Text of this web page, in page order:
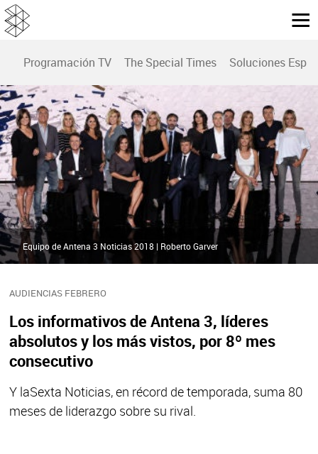
Programación TV The Special Times Soluciones
AUDIENCIAS FEBRERO
Los informativos de Antena 3, líderes
absolutos y los más vistos, por 8º mes
consecutivo
Y laSexta Noticias, en récord de temporada, suma 80
meses de liderazgo sobre su rival.
Equipo de Antena 3 Noticias 2018 | Roberto Garver